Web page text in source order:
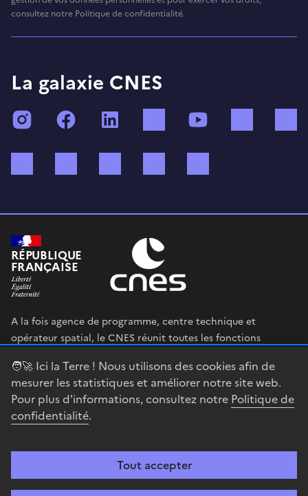
🧑‍🚀 Ici la Terre ! Nous utilisons des cookies afin de
mesurer les statistiques et améliorer notre site web.
Pour plus d'informations, consultez notre Politique de
confidentialité.
Tout accepter
consultez notre Politique de confidentialité.
La galaxie CNES
InstagramFacebook TikTok
RÉPUBLIQUE
FRANÇAISE
A la fois agence de programme, centre technique et
opérateur spatial, le CNES réunit toutes les fonctions
en œuvre sa stratégie spatiale.
legifrance.gouv.fr
gouvernement.fr
Accessibilité : partiellement conforme Mentions légales